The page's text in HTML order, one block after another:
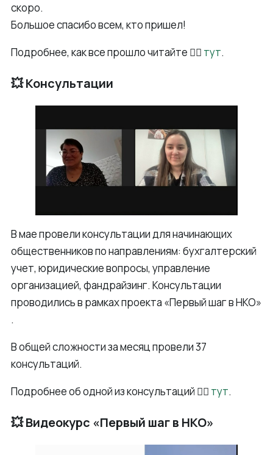
скоро.
Большое спасибо всем, кто пришел!
Подробнее, как все прошло читайте 👉🏻 тут.
💥 Консультации
В мае провели консультации для начинающих
общественников по направлениям: бухгалтерский
учет, юридические вопросы, управление
организацией, фандрайзинг. Консультации
проводились в рамках проекта «Первый шаг в НКО»
.
В общей сложности за месяц провели 37
консультаций.
Подробнее об одной из консультаций 👉🏻 тут.
💥 Видеокурс «Первый шаг в НКО»